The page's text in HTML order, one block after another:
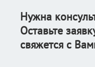
Нужна
Оставьте
свяжется с